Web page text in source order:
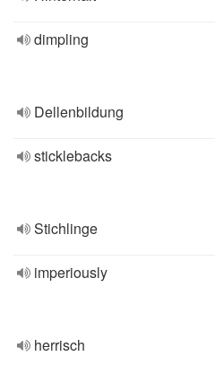
dimpling
Dellenbildung
sticklebacks
Stichlinge
imperiously
herrisch